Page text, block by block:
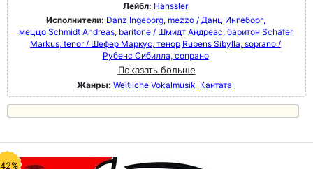
Лейбл: Hänssler
Исполнители: Danz Ingeborg, mezzo / Данц Ингеборг,
меццо Schmidt Andreas, baritone / Шмидт Андреас, баритон Schäfer
Markus, tenor / Шефер Маркус, тенор Rubens Sibylla, soprano /
Рубенс Сибилла, сопрано
Показать больше
Жанры: Weltliche Vokalmusik Кантата